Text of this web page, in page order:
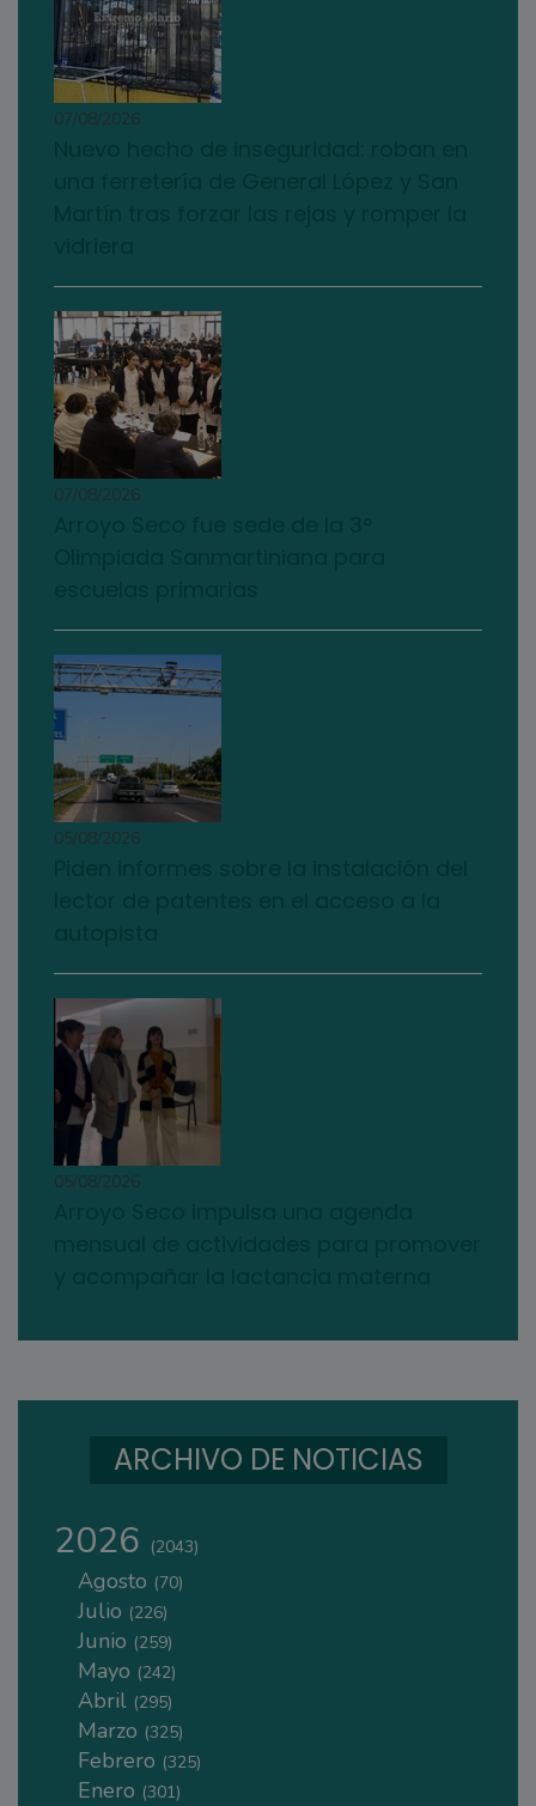
07/08/2026
07/08/2026
05/08/2026
05/08/2026
ARCHIVO DE NOTICIAS
2026 (2043)
Agosto (70)
Julio (226)
Junio (259)
Mayo (242)
Abril (295)
Marzo (325)
Febrero (325)
Enero (301)